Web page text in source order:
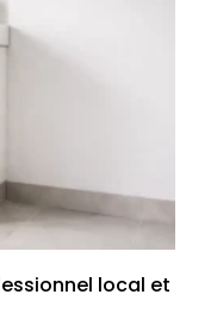
local et